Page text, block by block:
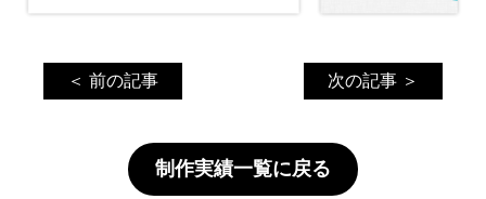
＜ 前の記事 次の記事 ＞
制作実績一覧に戻る